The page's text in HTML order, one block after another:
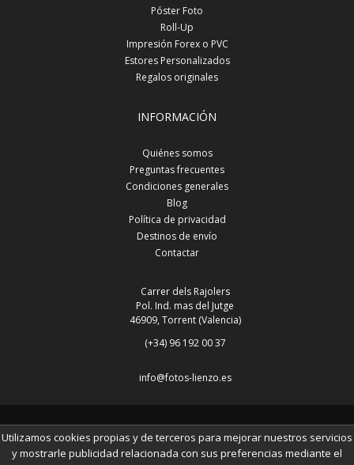
Póster Foto
Roll-Up
Impresión Forex o PVC
Estores Personalizados
Regalos originales
INFORMACIÓN
Quiénes somos
Preguntas frecuentes
Condiciones generales
Blog
Política de privacidad
Destinos de envío
Contactar
Carrer dels Rajolers
Pol. Ind. mas del Jutge
46909, Torrent (Valencia)
(+34) 96 192 00 37
info@fotos-lienzo.es
© 2014 www.fotos-lienzo.es
Utilizamos cookies propias y de terceros para mejorar nuestros servicios
y mostrarle publicidad relacionada con sus preferencias mediante el